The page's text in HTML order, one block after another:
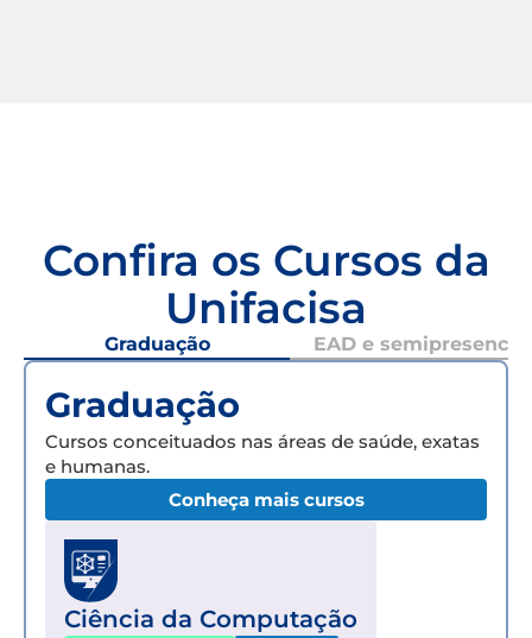
Confira os Cursos da
Unifacisa
Graduação EAD e semipresencial
Graduação
Cursos conceituados nas áreas de saúde, exatas
e humanas.
Conheça mais cursos
Ciência da Computação